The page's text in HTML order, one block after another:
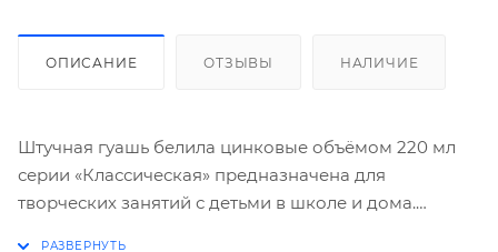
ОПИСАНИЕ ОТЗЫВЫ НАЛИЧИЕ
Штучная гуашь белила цинковые объёмом 220 мл
серии «Классическая» предназначена для
творческих занятий с детьми в школе и дома.